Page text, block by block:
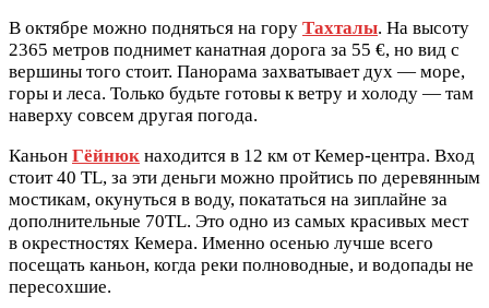
В октябре можно подняться на гору Тахталы. На высоту
2365 метров поднимет канатная дорога за 55 €, но вид с
вершины того стоит. Панорама захватывает дух — море,
горы и леса. Только будьте готовы к ветру и холоду — там
наверху совсем другая погода.
Каньон Гёйнюк находится в 12 км от Кемер-центра. Вход
стоит 40 TL, за эти деньги можно пройтись по деревянным
мостикам, окунуться в воду, покататься на зиплайне за
дополнительные 70TL. Это одно из самых красивых мест
в окрестностях Кемера. Именно осенью лучше всего
посещать каньон, когда реки полноводные, и водопады не
пересохшие.